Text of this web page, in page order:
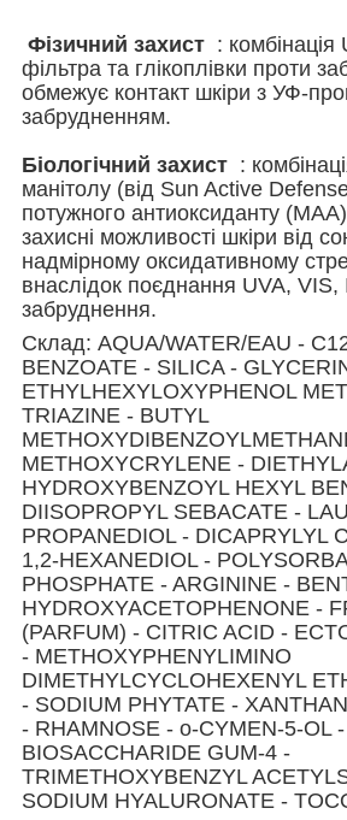
Фізичний захист :
фільтра та глікоплівки проти
обмежує контакт шкіри з УФ-
забрудненням.
Біологічний захист :
манітолу (від Sun Active
потужного антиоксиданту
захисні можливості шкіри від
надмірному оксидативному
внаслідок поєднання UVA, VIS,
забруднення.
Cклад: AQUA/WATER/EAU -
BENZOATE - SILICA -
ETHYLHEXYLOXYPHENOL
TRIAZINE - BUTYL
METHOXYCRYLENE -
HYDROXYBENZOYL HEXYL
DIISOPROPYL SEBACATE -
PROPANEDIOL - DICAPRYLYL
1,2-HEXANEDIOL -
PHOSPHATE - ARGININE -
HYDROXYACETOPHENONE -
(PARFUM) - CITRIC ACID -
- METHOXYPHENYLIMINO
DIMETHYLCYCLOHEXENYL
- SODIUM PHYTATE -
- RHAMNOSE - o-CYMEN-5-OL -
BIOSACCHARIDE GUM-4 -
TRIMETHOXYBENZYL
SODIUM HYALURONATE -